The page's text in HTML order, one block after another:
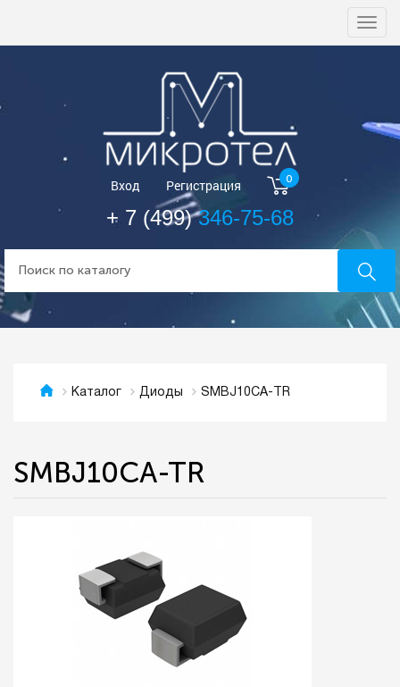
Вход Регистрация 0
+ 7 (499)346-75-68
Каталог Диоды SMBJ10CA-TR
SMBJ10CA-TR